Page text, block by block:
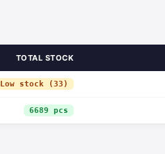
TOTAL STOCK
Low stock (33)
6689 pcs